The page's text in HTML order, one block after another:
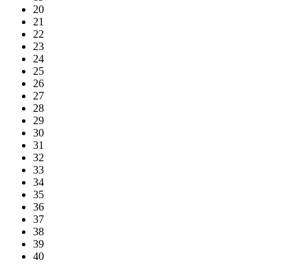
20
21
22
23
24
25
26
27
28
29
30
31
32
33
34
35
36
37
38
39
40